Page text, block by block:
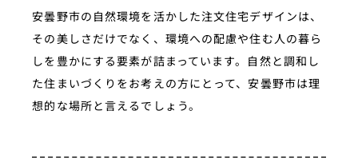
安曇野市の自然環境を活かした注文住宅デザインは、
その美しさだけでなく、環境への配慮や住む人の暮ら
しを豊かにする要素が詰まっています。自然と調和し
た住まいづくりをお考えの方にとって、安曇野市は理
想的な場所と言えるでしょう。